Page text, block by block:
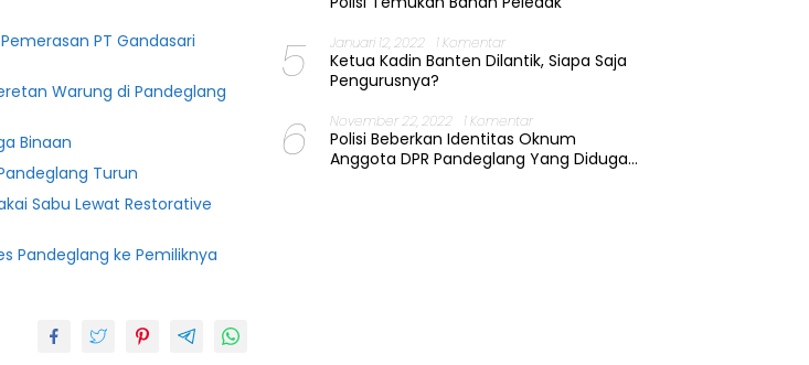
PT Gandasari
Warung di Pandeglang
Binaan
Turun
Sabu Lewat Restorative
Pandeglang ke Pemiliknya
5 Januari 12, 2022 1 Komentar
Ketua Kadin Banten Dilantik, Siapa Saja
Pengurusnya?
6 November 22, 2022 1 Komentar
Polisi Beberkan Identitas Oknum
Anggota DPR Pandeglang Yang Diduga